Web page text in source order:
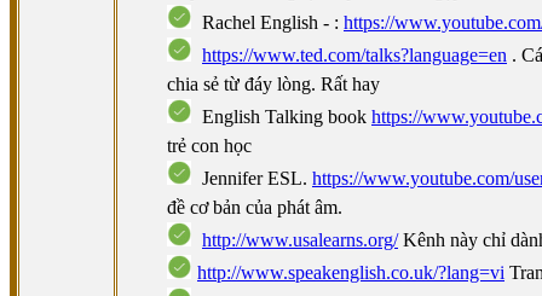
Rachel English - : https://
https://www.ted.com/talks?language=en .
chia sẻ từ đáy lòng. Rất hay
English Talking book https://
trẻ con học
Jennifer ESL. https://www.youtube.com/
đề cơ bản của phát âm.
http://www.usalearns.org/Kênh này chỉ
http://www.speakenglish.co.uk/?lang=vi